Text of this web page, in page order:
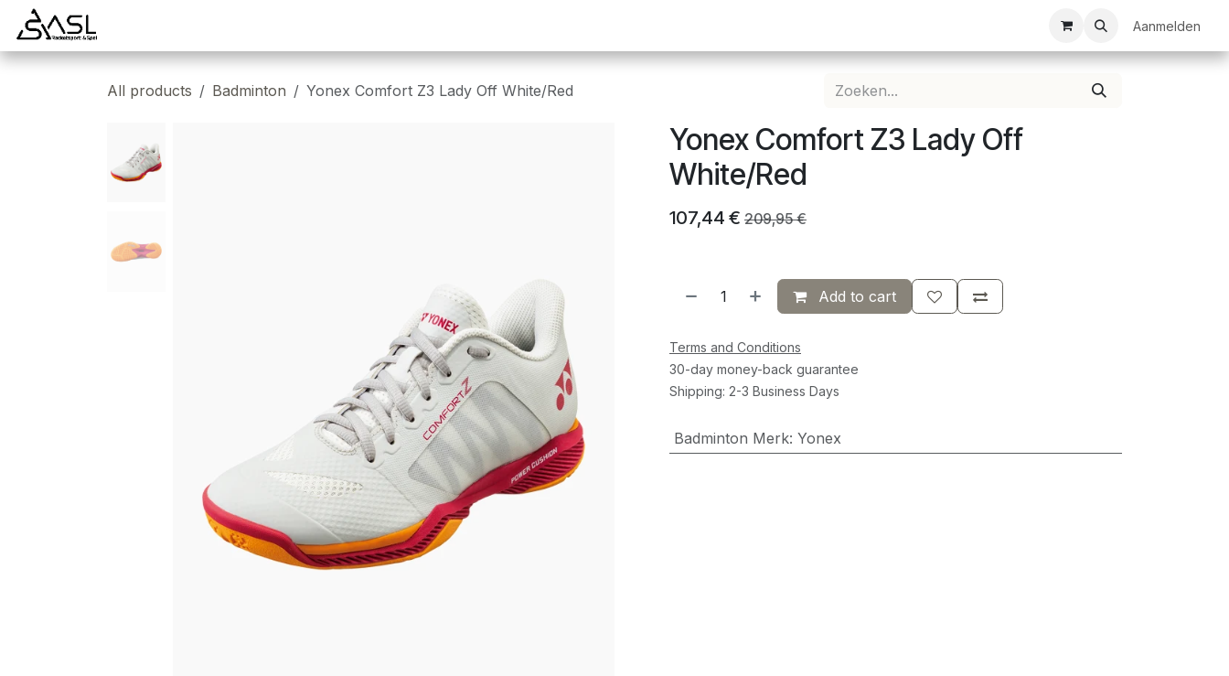
Overslaan naar inhoud
Bedrukkingen Clubkledij
Aanmelden
All products Badminton Yonex Comfort Z3 Lady Off White/Red
Yonex Comfort Z3 Lady Off
White/Red
107,44 € 209,95€
Add to cart
Terms and Conditions
30-day money-back guarantee
Shipping: 2-3 Business Days
Badminton Merk: Yonex